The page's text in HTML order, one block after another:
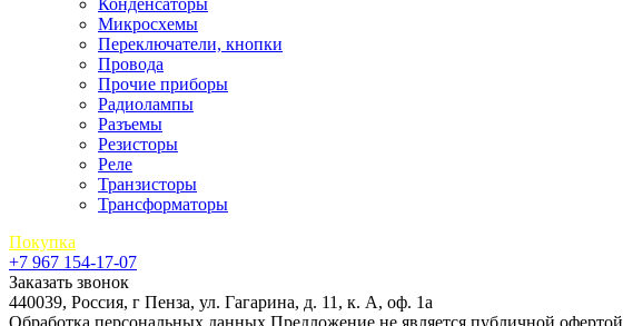
Конденсаторы
Микросхемы
Переключатели, кнопки
Провода
Прочие приборы
Радиолампы
Разъемы
Резисторы
Реле
Транзисторы
Трансформаторы
Покупка
+7 967 154-17-07
Заказать звонок
440039, Россия, г Пенза, ул. Гагарина, д. 11, к. А, оф. 1а
Обработка персональных данных Предложение не является публичной офертой